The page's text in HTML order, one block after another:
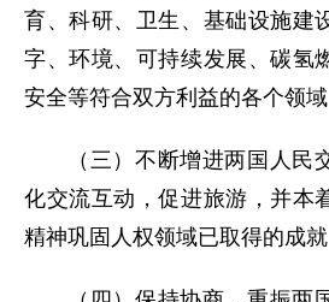
育、科研、卫生、基础设施建
字、环境、可持续发展、碳氢
安全等符合双方利益的各个领域
（三）不断增进两国人民
化交流互动，促进旅游，并本
精神巩固人权领域已取得的成就